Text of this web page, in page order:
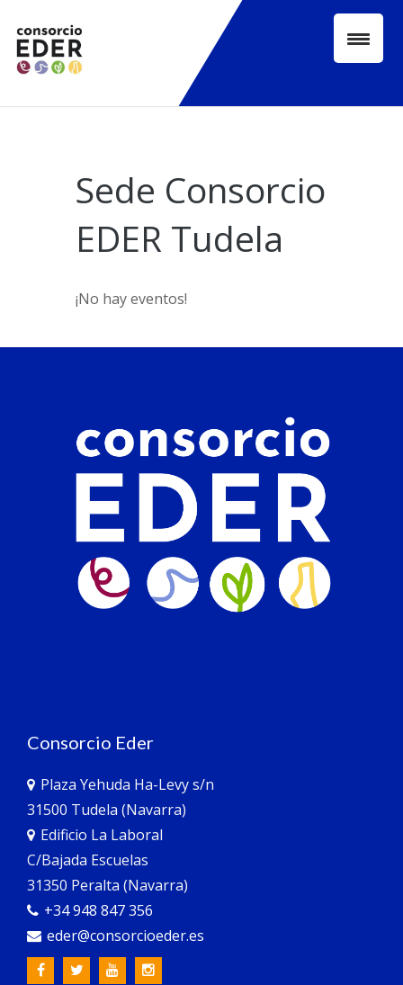
content
Sede Consorcio
EDER Tudela
¡No hay eventos!
Consorcio Eder
Plaza Yehuda Ha-Levy s/n
31500 Tudela (Navarra)
Edificio La Laboral
C/Bajada Escuelas
31350 Peralta (Navarra)
+34 948 847 356
eder@consorcioeder.es